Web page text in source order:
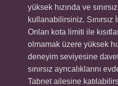
yüksek hızında ve
kullanabilirsiniz. Sınırsız
Onları kota limiti ile
olmamak üzere yüksek
deneyim seviyesine
sınırsız ayrıcalıklarını
Tabnet ailesine